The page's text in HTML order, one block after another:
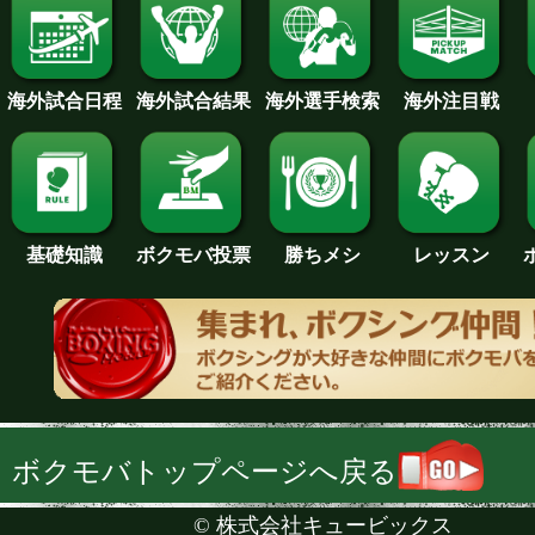
海外試合日程 海外試合結果 海外選手検索 海外注目戦
基礎知識 ボクモバ投票 勝ちメシ レッスン
ボクモバトップページへ戻る
© 株式会社キュービックス